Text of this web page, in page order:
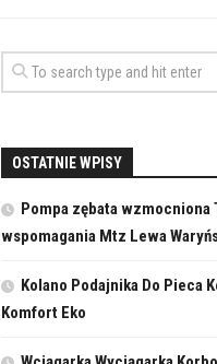
OSTATNIE WPISY
Pompa zębata wzmocniona
wspomagania Mtz Lewa
Kolano Podajnika Do Pieca
Komfort Eko